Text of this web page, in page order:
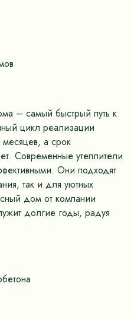
– самый быстрый путь к
цикл реализации
месяцев, а срок
Современные утеплители
Они подходят
так и для уютных
дом от компании
долгие годы, радуя